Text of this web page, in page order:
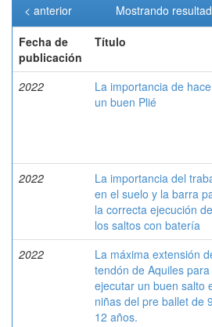
Mostrando
< anterior
Fecha de
publicación
Título
2022
La importancia de
un buen Plié
2022
La importancia del
en el suelo y la barra
la correcta ejecución de
los saltos con batería
2022
La máxima extensión
tendón de Aquiles para
ejecutar un buen salto
niñas del pre ballet de
12 años.